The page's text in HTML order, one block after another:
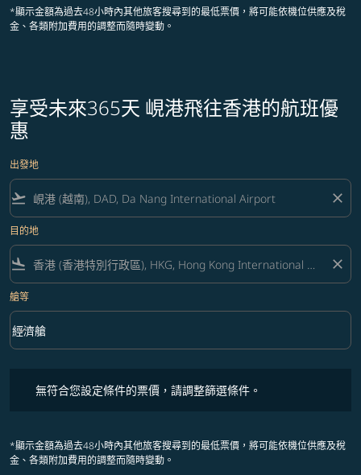
*顯示金額為過去48小時內其他旅客搜尋到的最低票價，將可能依機位供應及稅
金、各類附加費用的調整而隨時變動。
享受未來365天 峴港飛往香港的航班優
惠
出發地
flight_takeoff close
目的地
flight_land close
艙等
艙等 option 經濟艙 Selected
經濟艙
keyboard_arrow_down
無符合您設定條件的票價，請調整篩選條件。
*顯示金額為過去48小時內其他旅客搜尋到的最低票價，將可能依機位供應及稅
金、各類附加費用的調整而隨時變動。